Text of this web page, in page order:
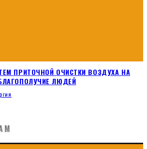
ПРИТОЧНОЙ ОЧИСТКИ ВОЗДУХА НА
ЛЮДЕЙ